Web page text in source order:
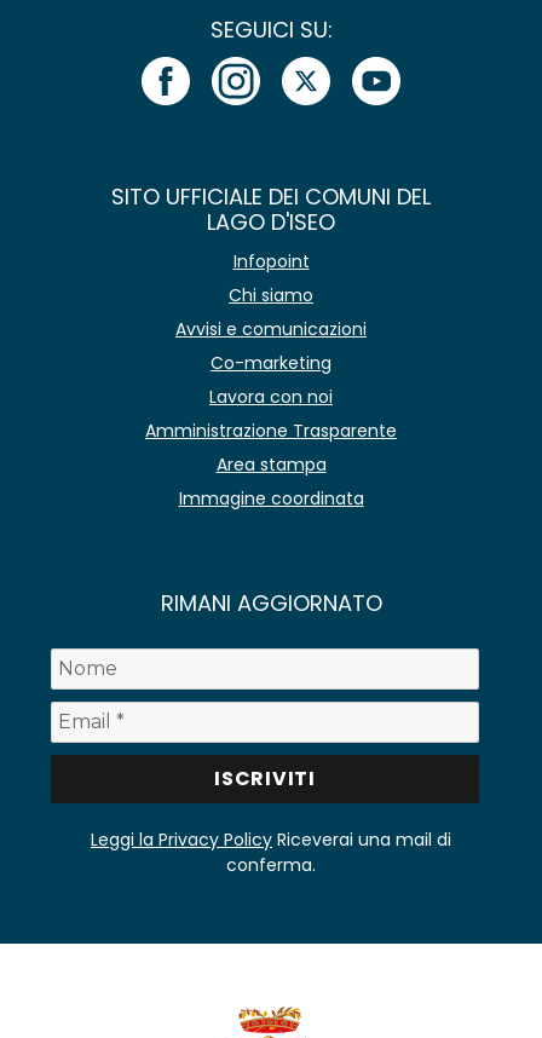
SEGUICI SU:
SITO UFFICIALE DEI COMUNI DEL
LAGO D'ISEO
Infopoint
Chi siamo
Avvisi e comunicazioni
Co-marketing
Lavora con noi
Amministrazione Trasparente
Area stampa
Immagine coordinata
RIMANI AGGIORNATO
Leggi la Privacy Policy Riceverai una mail di
conferma.